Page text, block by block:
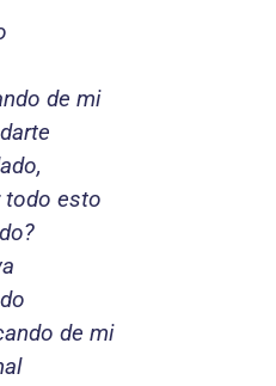
de mi
todo esto
de mi